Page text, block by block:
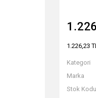
1.226,23
Kategori
Marka
Stok Kodu